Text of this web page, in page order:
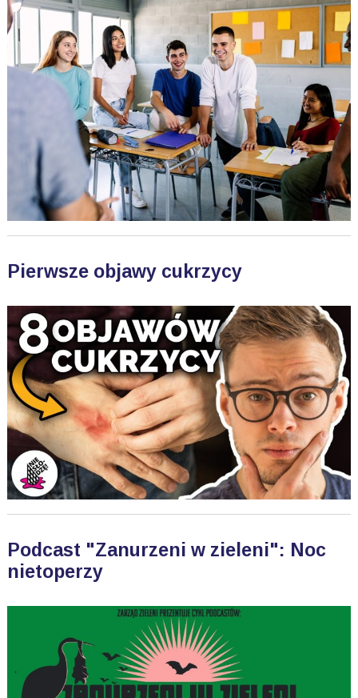
Pierwsze objawy cukrzycy
Podcast "Zanurzeni w zieleni": Noc
nietoperzy